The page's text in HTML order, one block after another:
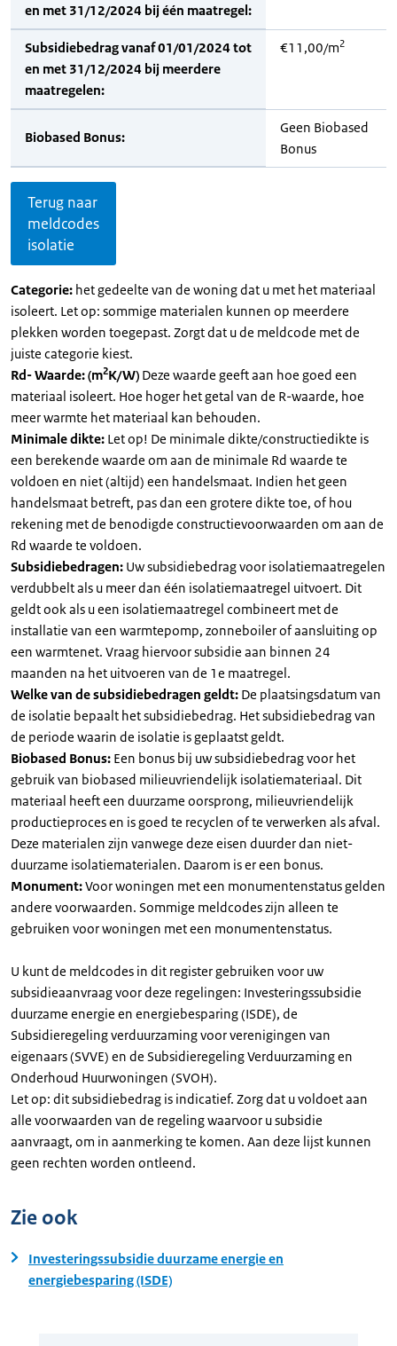
en met 31/12/2024 bij één maatregel:
Subsidiebedrag vanaf 01/01/2024 tot
en met 31/12/2024 bij meerdere
maatregelen:
€11,00/m2
Biobased Bonus:
Geen Biobased
Bonus
Terug naar
meldcodes
isolatie
Categorie: het gedeelte van de woning dat u met het materiaal
isoleert. Let op: sommige materialen kunnen op meerdere
plekken worden toegepast. Zorgt dat u de meldcode met de
juiste categorie kiest.
Rd- Waarde: (m2K/W) Deze waarde geeft aan hoe goed een
materiaal isoleert. Hoe hoger het getal van de R-waarde, hoe
meer warmte het materiaal kan behouden.
Minimale dikte: Let op! De minimale dikte/constructiedikte is
een berekende waarde om aan de minimale Rd waarde te
voldoen en niet (altijd) een handelsmaat. Indien het geen
handelsmaat betreft, pas dan een grotere dikte toe, of hou
rekening met de benodigde constructievoorwaarden om aan de
Rd waarde te voldoen.
Subsidiebedragen: Uw subsidiebedrag voor isolatiemaatregelen
verdubbelt als u meer dan één isolatiemaatregel uitvoert. Dit
geldt ook als u een isolatiemaatregel combineert met de
installatie van een warmtepomp, zonneboiler of aansluiting op
een warmtenet. Vraag hiervoor subsidie aan binnen 24
maanden na het uitvoeren van de 1e maatregel.
Welke van de subsidiebedragen geldt: De plaatsingsdatum van
de isolatie bepaalt het subsidiebedrag. Het subsidiebedrag van
de periode waarin de isolatie is geplaatst geldt.
Biobased Bonus: Een bonus bij uw subsidiebedrag voor het
gebruik van biobased milieuvriendelijk isolatiemateriaal. Dit
materiaal heeft een duurzame oorsprong, milieuvriendelijk
productieproces en is goed te recyclen of te verwerken als afval.
Deze materialen zijn vanwege deze eisen duurder dan niet-
duurzame isolatiematerialen. Daarom is er een bonus.
Monument:Voor woningen met een monumentenstatus gelden
andere voorwaarden. Sommige meldcodes zijn alleen te
gebruiken voor woningen met een monumentenstatus.
U kunt de meldcodes in dit register gebruiken voor uw
subsidieaanvraag voor deze regelingen: Investeringssubsidie
duurzame energie en energiebesparing (ISDE), de
Subsidieregeling verduurzaming voor verenigingen van
eigenaars (SVVE) en de Subsidieregeling Verduurzaming en
Onderhoud Huurwoningen (SVOH).
Let op: dit subsidiebedrag is indicatief. Zorg dat u voldoet aan
alle voorwaarden van de regeling waarvoor u subsidie
aanvraagt, om in aanmerking te komen. Aan deze lijst kunnen
geen rechten worden ontleend.
Zie ook
Investeringssubsidie duurzame energie en
energiebesparing (ISDE)